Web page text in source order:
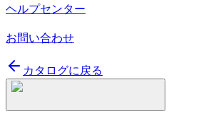
ヘルプセンター
お問い合わせ
カタログに戻る